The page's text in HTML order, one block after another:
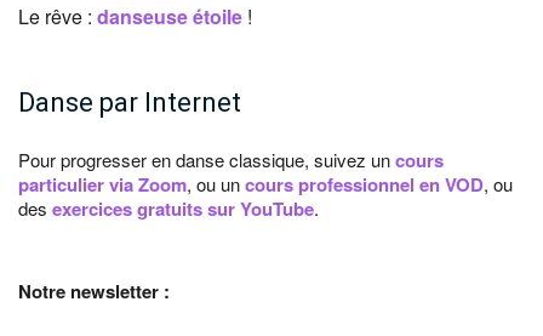
Le rêve : danseuse étoile !
Danse par Internet
Pour progresser en danse classique, suivez uncours
particulier via Zoom, ou uncours professionnel en VOD, ou
des exercices gratuits sur YouTube.
Notre newsletter :